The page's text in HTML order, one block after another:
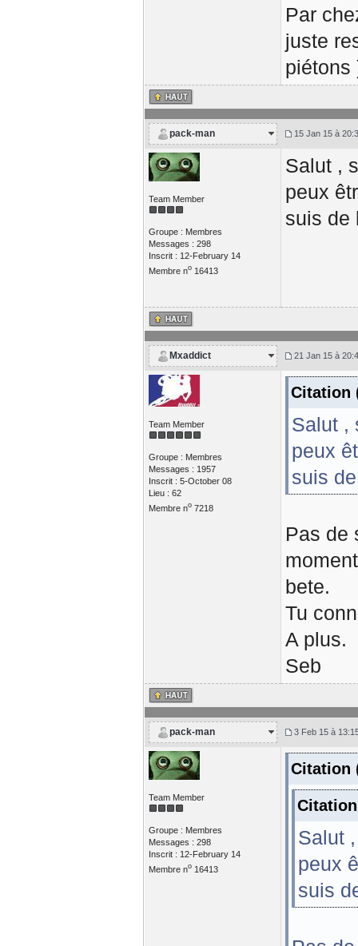
Par
juste
piétons
pack-man 15 Jan 15 à
Team Member
Groupe : Membres
Messages : 298
Inscrit : 12-February 14
Membre no16413
Salut ,
peux
suis de
Mxaddict 21 Jan 15 à
Team Member
Groupe : Membres
Messages : 1957
Inscrit : 5-October 08
Lieu : 62
Membre no7218
Citation
Salut ,
peux
suis
Pas de
bete.
Tu
A plus.
Seb
pack-man 3 Feb 15 à
Team Member
Groupe : Membres
Messages : 298
Inscrit : 12-February 14
Membre no16413
Citation
Salut
peux
suis